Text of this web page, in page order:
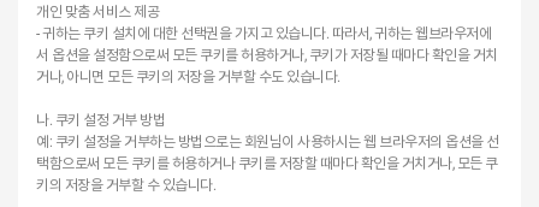
개인 맞춤 서비스 제공
- 귀하는 쿠키 설치에 대한 선택권을 가지고 있습니다. 따라서, 귀하는 웹브라우저에
서 옵션을 설정함으로써 모든 쿠키를 허용하거나, 쿠키가 저장될 때마다 확인을 거치
거나, 아니면 모든 쿠키의 저장을 거부할 수도 있습니다.
나. 쿠키 설정 거부 방법
예: 쿠키 설정을 거부하는 방법으로는 회원님이 사용하시는 웹 브라우저의 옵션을 선
택함으로써 모든 쿠키를 허용하거나 쿠키를 저장할 때마다 확인을 거치거나, 모든 쿠
키의 저장을 거부할 수 있습니다.